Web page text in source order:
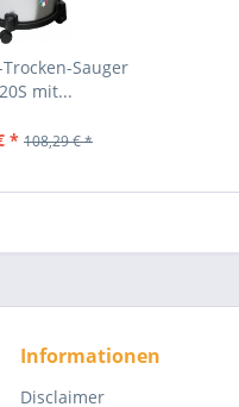
Sauger
mit...
* 108,29 € *
Informationen
Disclaimer